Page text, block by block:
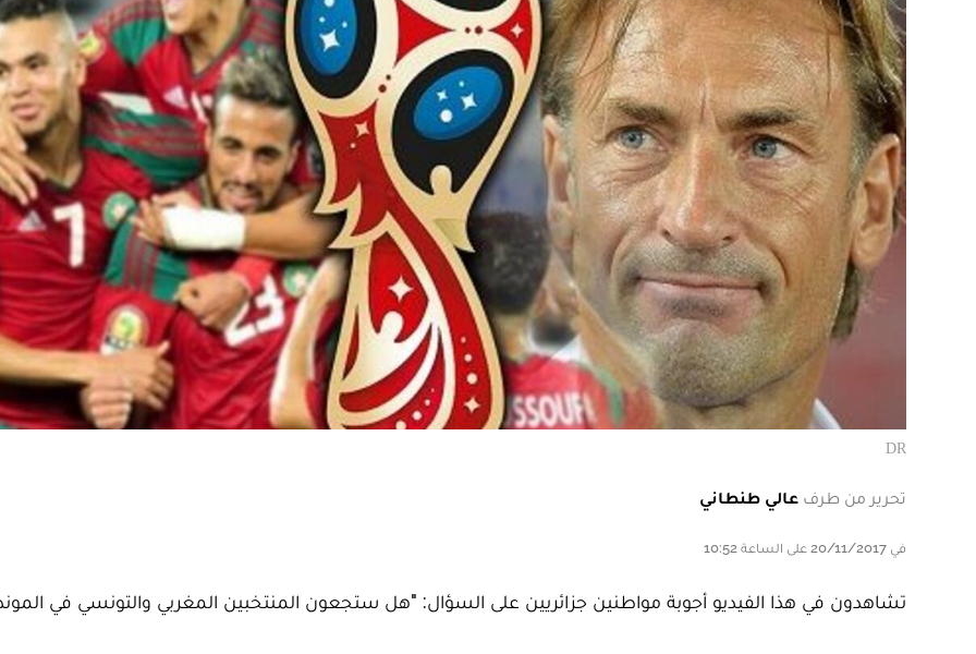
DR
تحرير من طرف عالي طنطاني
في 20/11/2017 على الساعة 10:52
تشاهدون في هذا الفيديو أجوبة مواطنين جزائريين على السؤال: "هل ستجعون المنتخبين المغربي والتونسي في